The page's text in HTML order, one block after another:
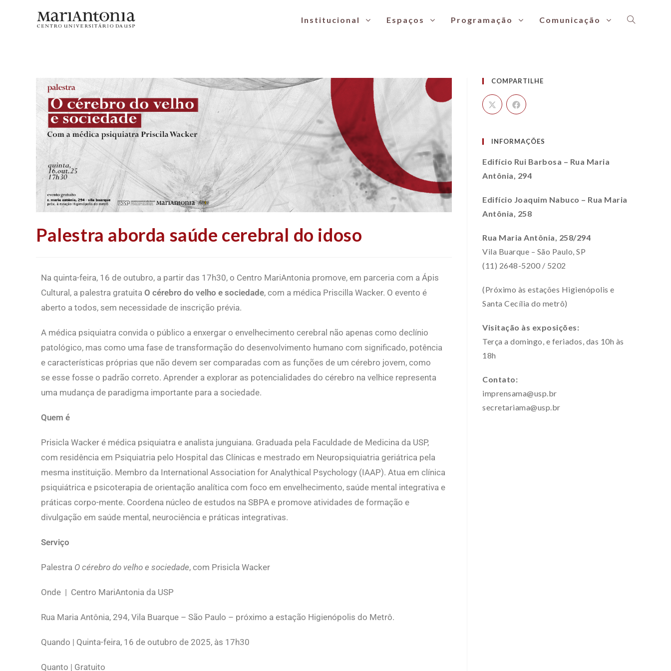
Institucional Espaços Programação Comunicação
Palestra aborda saúde cerebral do idoso
Palestra aborda saúde cerebral do idoso
Na quinta-feira, 16 de outubro, a partir das 17h30, o Centro MariAntonia promove, em parceria com a Ápis
Cultural, a palestra gratuita O cérebro do velho e sociedade, com a médica Priscilla Wacker. O evento é
aberto a todos, sem necessidade de inscrição prévia.
A médica psiquiatra convida o público a enxergar o envelhecimento cerebral não apenas como declínio
patológico, mas como uma fase de transformação do desenvolvimento humano com significado, potência
e características próprias que não devem ser comparadas com as funções de um cérebro jovem, como
se esse fosse o padrão correto. Aprender a explorar as potencialidades do cérebro na velhice representa
uma mudança de paradigma importante para a sociedade.
Quem é
Prisicla Wacker é médica psiquiatra e analista junguiana. Graduada pela Faculdade de Medicina da USP,
com residência em Psiquiatria pelo Hospital das Clínicas e mestrado em Neuropsiquiatria geriátrica pela
mesma instituição. Membro da International Association for Analythical Psychology (IAAP). Atua em clínica
psiquiátrica e psicoterapia de orientação analítica com foco em envelhecimento, saúde mental integrativa e
práticas corpo-mente. Coordena núcleo de estudos na SBPA e promove atividades de formação e
divulgação em saúde mental, neurociência e práticas integrativas.
Serviço
Palestra O cérebro do velho e sociedade, com Prisicla Wacker
Onde | Centro MariAntonia da USP
Rua Maria Antônia, 294, Vila Buarque – São Paulo – próximo a estação Higienópolis do Metrô.
Quando | Quinta-feira, 16 de outubro de 2025, às 17h30
Quanto | Gratuito
COMPARTILHE
INFORMAÇÕES
Edifício Rui Barbosa – Rua Maria
Antônia, 294
Edifício Joaquim Nabuco – Rua Maria
Antônia, 258
Rua Maria Antônia, 258/294
Vila Buarque – São Paulo, SP
(11) 2648-5200 / 5202
(Próximo às estações Higienópolis e
Santa Cecília do metrô)
Visitação às exposições:
Terça a domingo, e feriados, das 10h às
18h
Contato:
imprensama@usp.br
secretariama@usp.br